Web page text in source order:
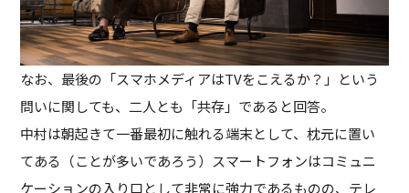
なお、最後の「スマホメディアはTVをこえるか？」という
問いに関しても、二人とも「共存」であると回答。
中村は朝起きて一番最初に触れる端末として、枕元に置い
てある（ことが多いであろう）スマートフォンはコミュニ
ケーションの入り口として非常に強力であるものの、テレ